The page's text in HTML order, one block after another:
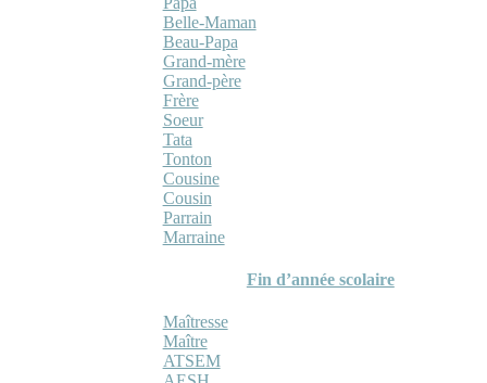
Belle-Maman
Beau-Papa
Grand-mère
Grand-père
Frère
Soeur
Tata
Tonton
Cousine
Cousin
Parrain
Marraine
Fin d’année scolaire
Maîtresse
Maître
ATSEM